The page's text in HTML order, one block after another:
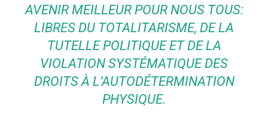
AVENIR MEILLEUR POUR NOUS TOUS:
LIBRES DU TOTALITARISME, DE LA
TUTELLE POLITIQUE ET DE LA
VIOLATION SYSTÉMATIQUE DES
DROITS À L’AUTODÉTERMINATION
PHYSIQUE.